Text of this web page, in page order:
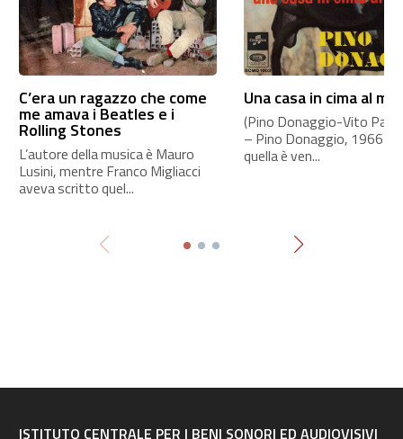
C’era un ragazzo che come
me amava i Beatles e i
Rolling Stones
L’autore della musica è Mauro
Lusini, mentre Franco Migliacci
aveva scritto quel...
Una casa in cima al
(Pino Donaggio-Vito
– Pino Donaggio, 1966
quella è ven...
ISTITUTO CENTRALE PER I BENI SONORI ED AUDIOVISIVI